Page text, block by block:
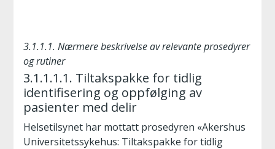
3.1.1.1. Nærmere beskrivelse av relevante prosedyrer
og rutiner
3.1.1.1.1. Tiltakspakke for tidlig
identifisering og oppfølging av
pasienter med delir
Helsetilsynet har mottatt prosedyren «Akershus
Universitetssykehus: Tiltakspakke for tidlig